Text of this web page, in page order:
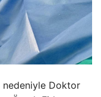
nedeniyle Doktor